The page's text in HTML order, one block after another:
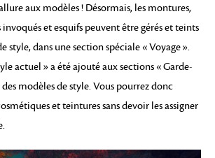
aux modèles ! Désormais, les montures,
et esquifs peuvent être gérés et teints
style, dans une section spéciale « Voyage ».
actuel » a été ajouté aux sections « Garde-
des modèles de style. Vous pourrez donc
et teintures sans devoir les assigner